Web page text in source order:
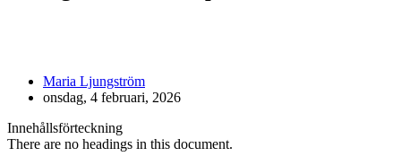
Maria Ljungström
onsdag, 4 februari, 2026
Innehållsförteckning
There are no headings in this document.